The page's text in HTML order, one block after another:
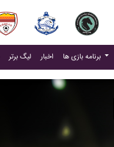
لیگ برتر اخبار(current) برنامه بازی ها